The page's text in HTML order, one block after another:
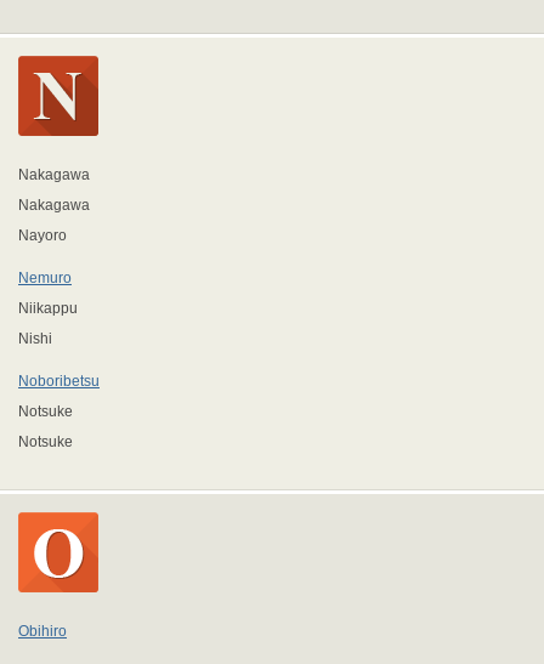
Nakagawa
Nakagawa
Nayoro
Nemuro
Niikappu
Nishi
Noboribetsu
Notsuke
Notsuke
Obihiro